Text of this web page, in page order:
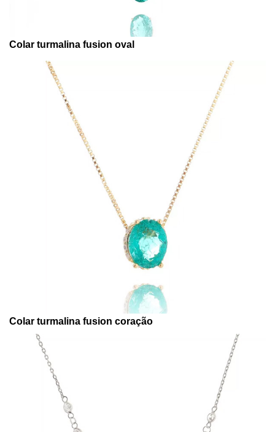
Colar turmalina fusion oval
Colar turmalina fusion coração